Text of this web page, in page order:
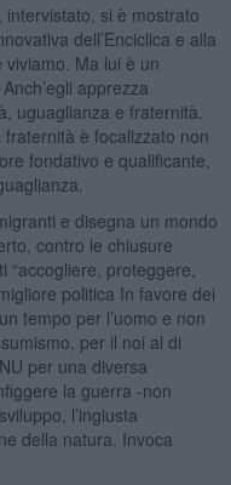
si è mostrato
dell’Enciclica e alla
Ma lui è un
apprezza
uguaglianza e fraternità.
fraternità è focalizzato non
fondativo e qualificante,
e disegna un mondo
contro le chiusure
proteggere,
politica In favore dei
tempo per l’uomo e non
per il noi al di
per una diversa
la guerra -non
l’ingiusta
della natura. Invoca